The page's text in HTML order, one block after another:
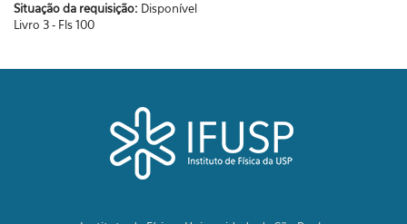
Situação da requisição: Disponível
Livro 3 - Fls 100